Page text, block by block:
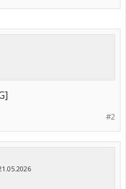
#2